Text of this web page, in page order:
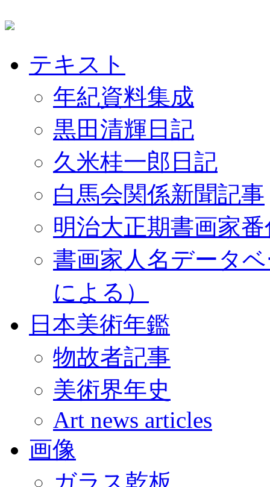
テキスト
年紀資料集成
黒田清輝日記
久米桂一郎日記
白馬会関係新聞記事
明治大正期書画家
書画家人名データ
による）
日本美術年鑑
物故者記事
美術界年史
Art news articles
画像
ガラス乾板